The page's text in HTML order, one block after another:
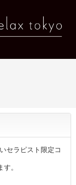
セラピスト限定コ
。